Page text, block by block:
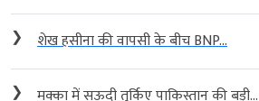
❯ शेख हसीना की वापसी के बीच BNP...
❯ मक्का में सऊदी तुर्किए पाकिस्तान की बड़ी...